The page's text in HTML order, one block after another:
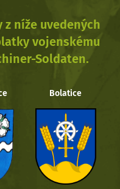
z níže uvedených
vojenskému
Soldaten.
Bolatice